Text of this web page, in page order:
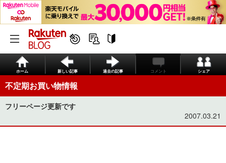
ホーム 新しい記事 過去の記事 コメント シェア
不定期お買い物情報
フリーページ更新です
2007.03.21